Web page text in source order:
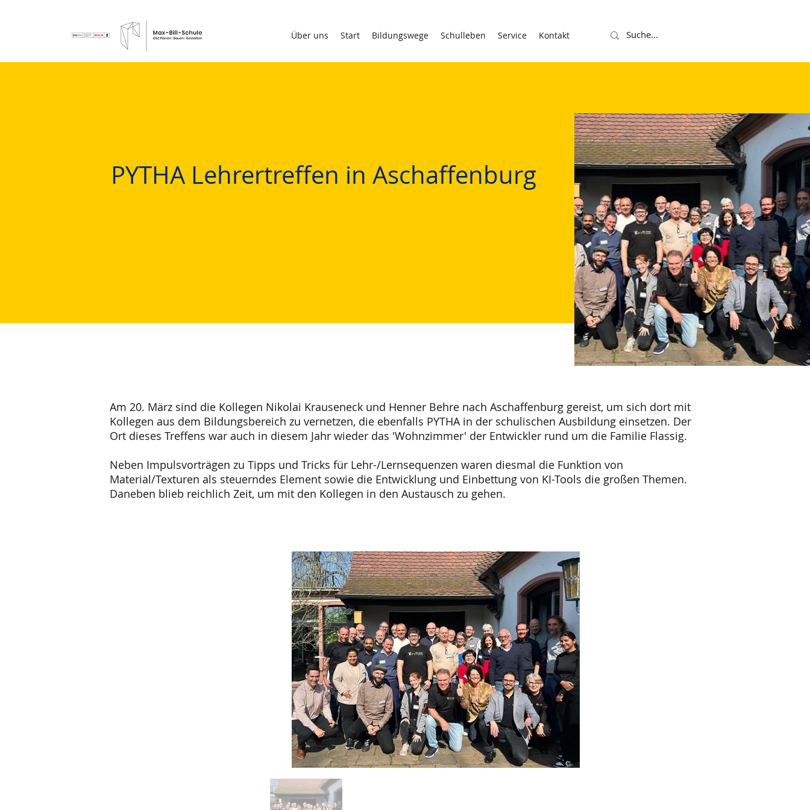
Über uns Start Bildungswege Schulleben Service Kontakt
PYTHA Lehrertreffen in Aschaffenburg
Am 20. März sind die Kollegen Nikolai Krauseneck und Henner Behre nach Aschaffenburg gereist, um sich dort mit
Kollegen aus dem Bildungsbereich zu vernetzen, die ebenfalls PYTHA in der schulischen Ausbildung einsetzen. Der
Ort dieses Treffens war auch in diesem Jahr wieder das 'Wohnzimmer' der Entwickler rund um die Familie Flassig.
Neben Impulsvorträgen zu Tipps und Tricks für Lehr-/Lernsequenzen waren diesmal die Funktion von
Material/Texturen als steuerndes Element sowie die Entwicklung und Einbettung von KI-Tools die großen Themen.
Daneben blieb reichlich Zeit, um mit den Kollegen in den Austausch zu gehen.